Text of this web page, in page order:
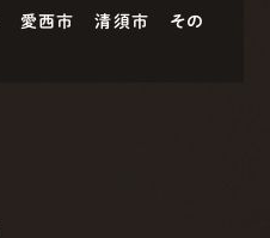
愛西市 清須市
その